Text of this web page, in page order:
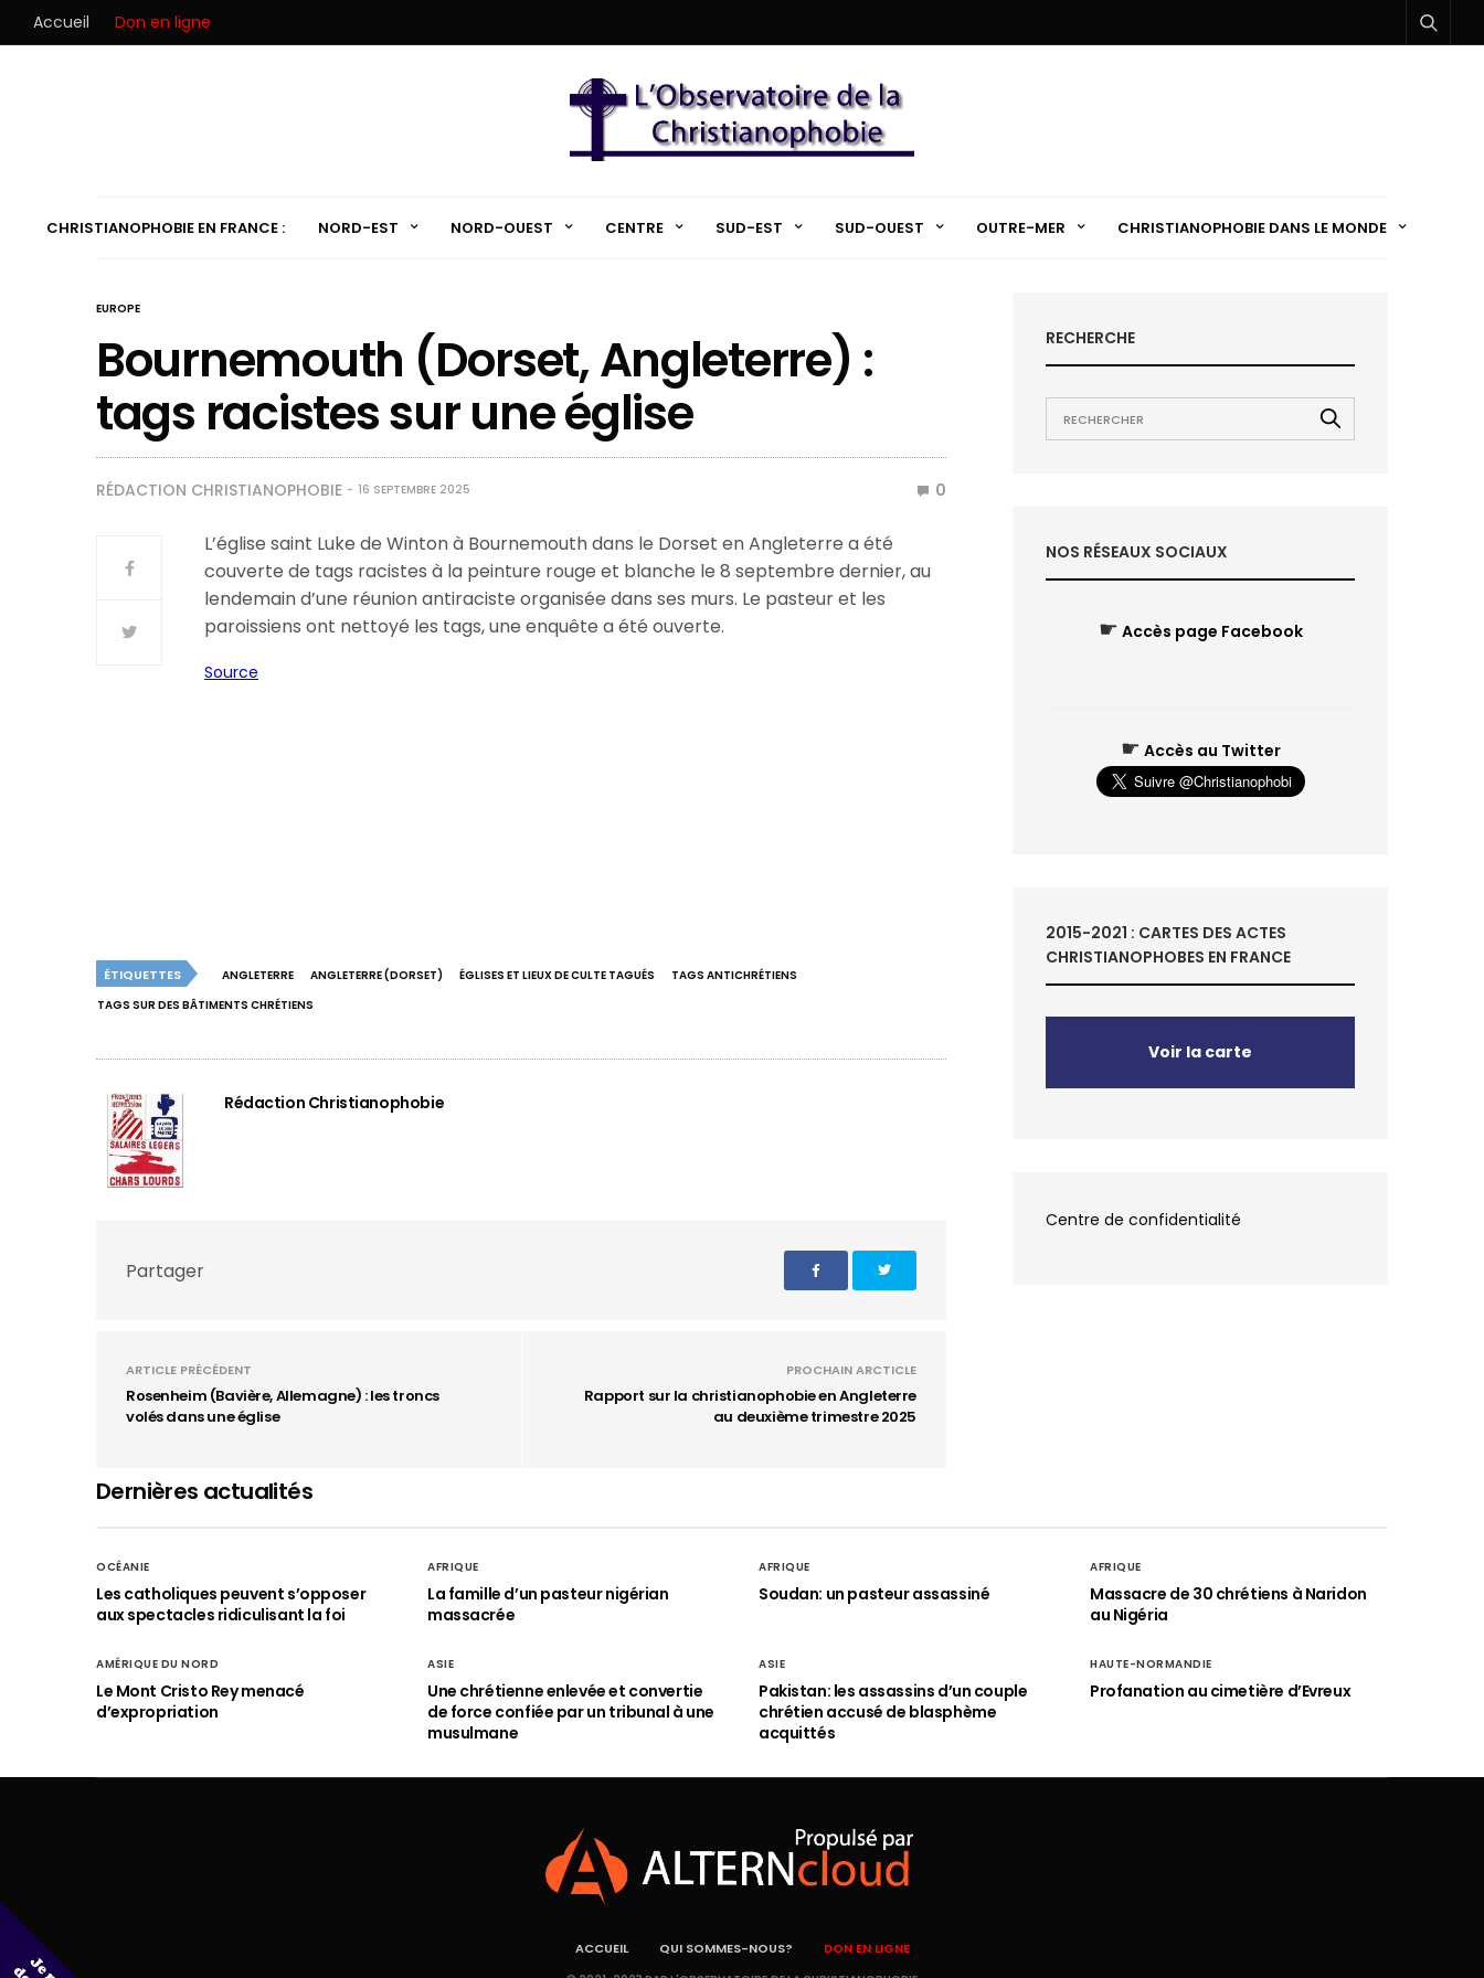
Accueil Don en ligne
CHRISTIANOPHOBIE EN FRANCE : NORD-EST NORD-OUEST CENTRE SUD-EST SUD-OUEST OUTRE-MER CHRISTIANOPHOBIE DANS LE MONDE
EUROPE
Bournemouth (Dorset, Angleterre) :
tags racistes sur une église
RÉDACTION CHRISTIANOPHOBIE 16 SEPTEMBRE 2025 0
L’église saint Luke de Winton à Bournemouth dans le Dorset en Angleterre a été
couverte de tags racistes à la peinture rouge et blanche le 8 septembre dernier, au
lendemain d’une réunion antiraciste organisée dans ses murs. Le pasteur et les
paroissiens ont nettoyé les tags, une enquête a été ouverte.
Source
ÉTIQUETTES ANGLETERRE ANGLETERRE (DORSET) ÉGLISES ET LIEUX DE CULTE TAGUÉS
TAGS ANTICHRÉTIENS
TAGS SUR DES BÂTIMENTS CHRÉTIENS
Rédaction Christianophobie
Partager
ARTICLE PRÉCÉDENT
Rosenheim (Bavière, Allemagne) : les troncs
volés dans une église
PROCHAIN ARCTICLE
Rapport sur la christianophobie en Angleterre
au deuxième trimestre 2025
RECHERCHE
NOS RÉSEAUX SOCIAUX
☛ Accès page Facebook
☛ Accès au Twitter
2015-2021 : CARTES DES ACTES
CHRISTIANOPHOBES EN FRANCE
Voir la carte
Centre de confidentialité
Dernières actualités
OCÉANIE
Les catholiques peuvent s’opposer
aux spectacles ridiculisant la foi
AFRIQUE
La famille d’un pasteur nigérian
massacrée
AFRIQUE
Soudan: un pasteur assassiné
AFRIQUE
Massacre de 30 chrétiens à Naridon
au Nigéria
AMÉRIQUE DU NORD
Le Mont Cristo Rey menacé
d’expropriation
ASIE
Une chrétienne enlevée et convertie
de force confiée par un tribunal à une
musulmane
ASIE
Pakistan: les assassins d’un couple
chrétien accusé de blasphème
acquittés
HAUTE-NORMANDIE
Profanation au cimetière d’Evreux
ACCUEIL QUI SOMMES-NOUS? DON EN LIGNE